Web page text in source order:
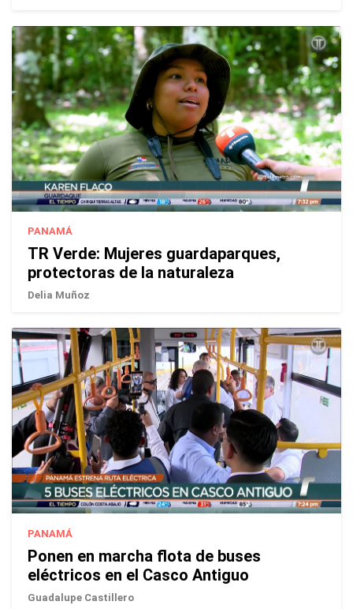
PANAMÁ
TR Verde: Mujeres guardaparques,
protectoras de la naturaleza
Delia Muñoz
PANAMÁ
Ponen en marcha flota de buses
eléctricos en el Casco Antiguo
Guadalupe Castillero